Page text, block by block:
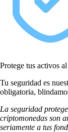
Protege tus activos
Tu seguridad es
obligatoria,
La seguridad
criptomonedas son
seriamente a tus